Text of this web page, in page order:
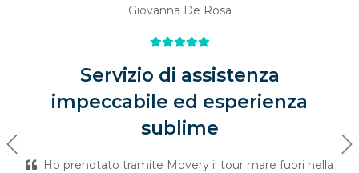
Giovanna De Rosa
Servizio di assistenza
impeccabile ed esperienza
sublime
Ho prenotato tramite Movery il tour mare fuori nella
Previous